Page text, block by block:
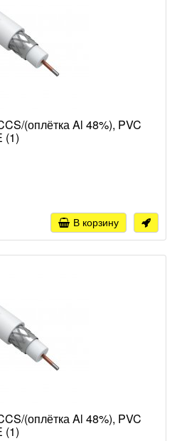
(оплётка Al 48%), PVC
(1)
В корзину
(оплётка Al 48%), PVC
(1)